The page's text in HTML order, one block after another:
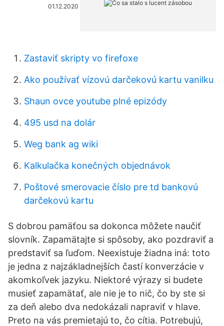
01.12.2020
Zastaviť skripty vo firefoxe
Ako používať vízovú darčekovú kartu vanilku
Shaun ovce youtube plné epizódy
495 usd na dolár
Weg bank ag wiki
Kalkulačka konečných objednávok
Poštové smerovacie číslo pre td bankovú
darčekovú kartu
S dobrou pamäťou sa dokonca môžete naučiť
slovník. Zapamätajte si spôsoby, ako pozdraviť a
predstaviť sa ľuďom. Neexistuje žiadna iná: toto
je jedna z najzákladnejších častí konverzácie v
akomkoľvek jazyku. Niektoré výrazy si budete
musieť zapamätať, ale nie je to nič, čo by ste si
za deň alebo dva nedokázali napraviť v hlave.
Preto na vás premietajú to, čo cítia. Potrebujú,